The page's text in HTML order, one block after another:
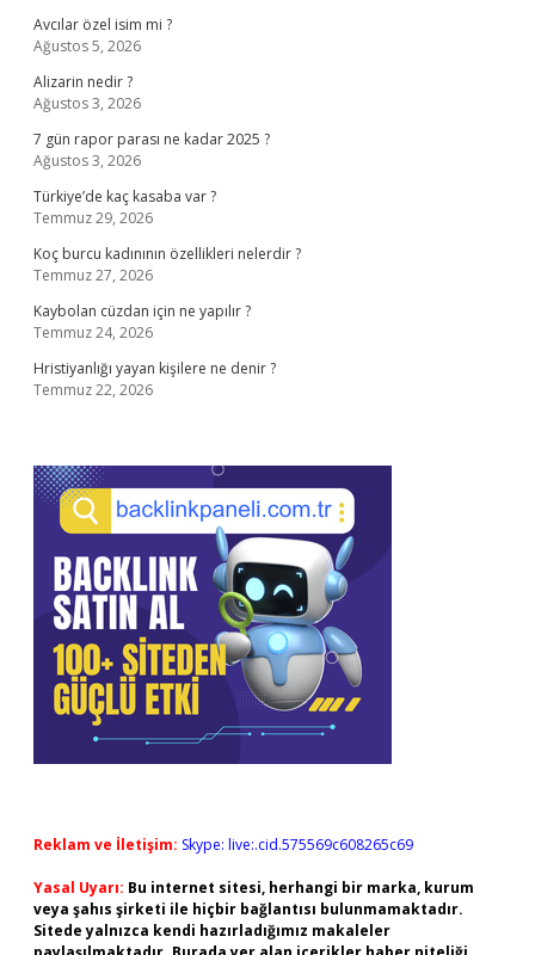
Avcılar özel isim mi ?
Ağustos 5, 2026
Alizarin nedir ?
Ağustos 3, 2026
7 gün rapor parası ne kadar 2025 ?
Ağustos 3, 2026
Türkiye’de kaç kasaba var ?
Temmuz 29, 2026
Koç burcu kadınının özellikleri nelerdir ?
Temmuz 27, 2026
Kaybolan cüzdan için ne yapılır ?
Temmuz 24, 2026
Hristiyanlığı yayan kişilere ne denir ?
Temmuz 22, 2026
Reklam ve İletişim: Skype: live:.cid.575569c608265c69
Yasal Uyarı: Bu internet sitesi, herhangi bir marka, kurum
veya şahıs şirketi ile hiçbir bağlantısı bulunmamaktadır.
Sitede yalnızca kendi hazırladığımız makaleler